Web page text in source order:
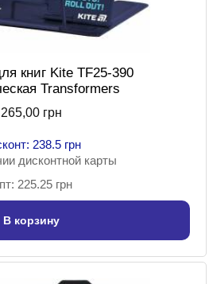
книг Kite TF25-390
Transformers
265,00 грн
238.5 грн
дисконтной карты
225.25 грн
В корзину